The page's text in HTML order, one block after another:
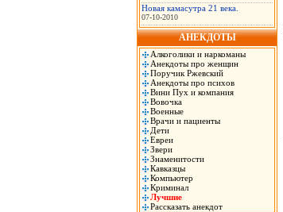
Новая камасутра 21 века.
07-10-2010
АНЕКДОТЫ
Алкоголики и наркоманы
Анекдоты про женщин
Поручик Ржевский
Анекдоты про психов
Вини Пух и компания
Вовочка
Военные
Врачи и пациенты
Дети
Евреи
Звери
Знаменитости
Кавказцы
Компьютер
Криминал
Лучшие
Рассказать анекдот